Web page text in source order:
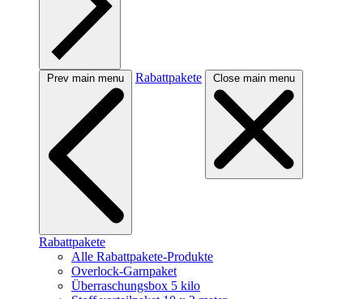
Prev main menu Rabattpakete Close main menu
Rabattpakete
Alle Rabattpakete-Produkte
Overlock-Garnpaket
Überraschungsbox 5 kilo